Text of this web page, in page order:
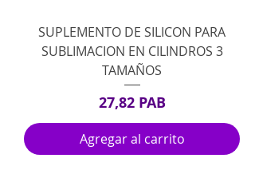
SUPLEMENTO DE SILICON PARA
SUBLIMACION EN CILINDROS 3
TAMAÑOS
Precio
27,82 PAB
Agregar al carrito